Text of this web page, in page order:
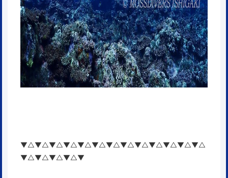
▼△▼△▼△▼△▼△▼△▼△▼△▼△▼△▼△▼△▼△
▼△▼△▼△▼△▼